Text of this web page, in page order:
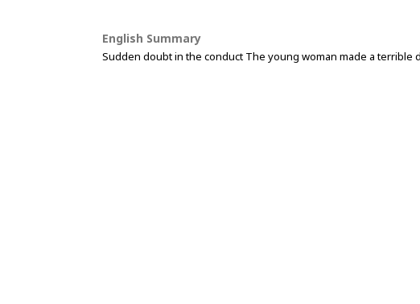
English Summary
Sudden doubt in the conduct The young woman made a terrible